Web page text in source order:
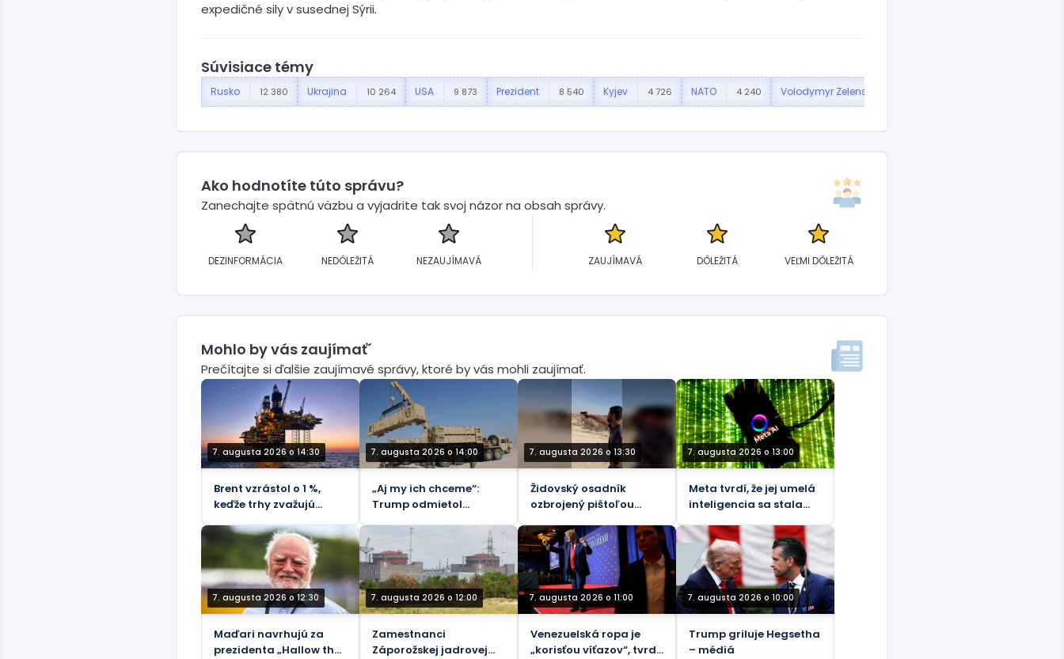
expedičné sily v susednej Sýrii.
Súvisiace témy
Rusko 12 380 Ukrajina 10 264 USA 9 873 Prezident 8 540 Kyjev 4 726 NATO 4 240 Volodymyr Zelenskyj
Ako hodnotíte túto správu?
Zanechajte spätnú väzbu a vyjadrite tak svoj názor na obsah správy.
DEZINFORMÁCIA NEDÔLEŽITÁ NEZAUJÍMAVÁ ZAUJÍMAVÁ DÔLEŽITÁ VEĽMI DÔLEŽITÁ
Mohlo by vás zaujímať´
Prečítajte si ďalšie zaujímavé správy, ktoré by vás mohli zaujímať.
7. augusta 2026 o 14:30
Brent vzrástol o 1 %,
keďže trhy zvažujú
priechodu - REUTERS
7. augusta 2026 o 14:00
„Aj my ich chceme“:
Trump odmietol
7. augusta 2026 o 13:30
Židovský osadník
ozbrojený pištoľou
vodcu komunity na
Západnom brehu
Jordánu (VIDEÁ)
7. augusta 2026 o 13:00
Meta tvrdí, že jej umelá
inteligencia sa stala
7. augusta 2026 o 12:30
Maďari navrhujú za
prezidenta „Hallow the
7. augusta 2026 o 12:00
Zamestnanci
Záporožskej jadrovej
7. augusta 2026 o 11:00
Venezuelská ropa je
„korisťou víťazov“, tvrdí
7. augusta 2026 o 10:00
Trump griluje Hegsetha
– médiá